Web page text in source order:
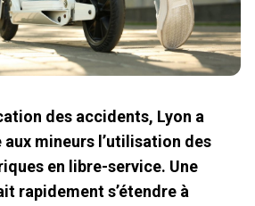
des accidents, Lyon a
mineurs l’utilisation des
en libre-service. Une
rapidement s’étendre à